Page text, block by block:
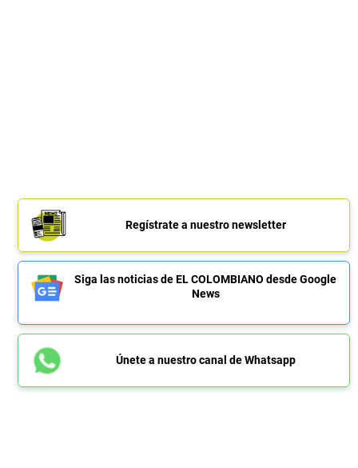
Regístrate a nuestro newsletter
Siga las noticias de EL COLOMBIANO desde Google
News
Únete a nuestro canal de Whatsapp